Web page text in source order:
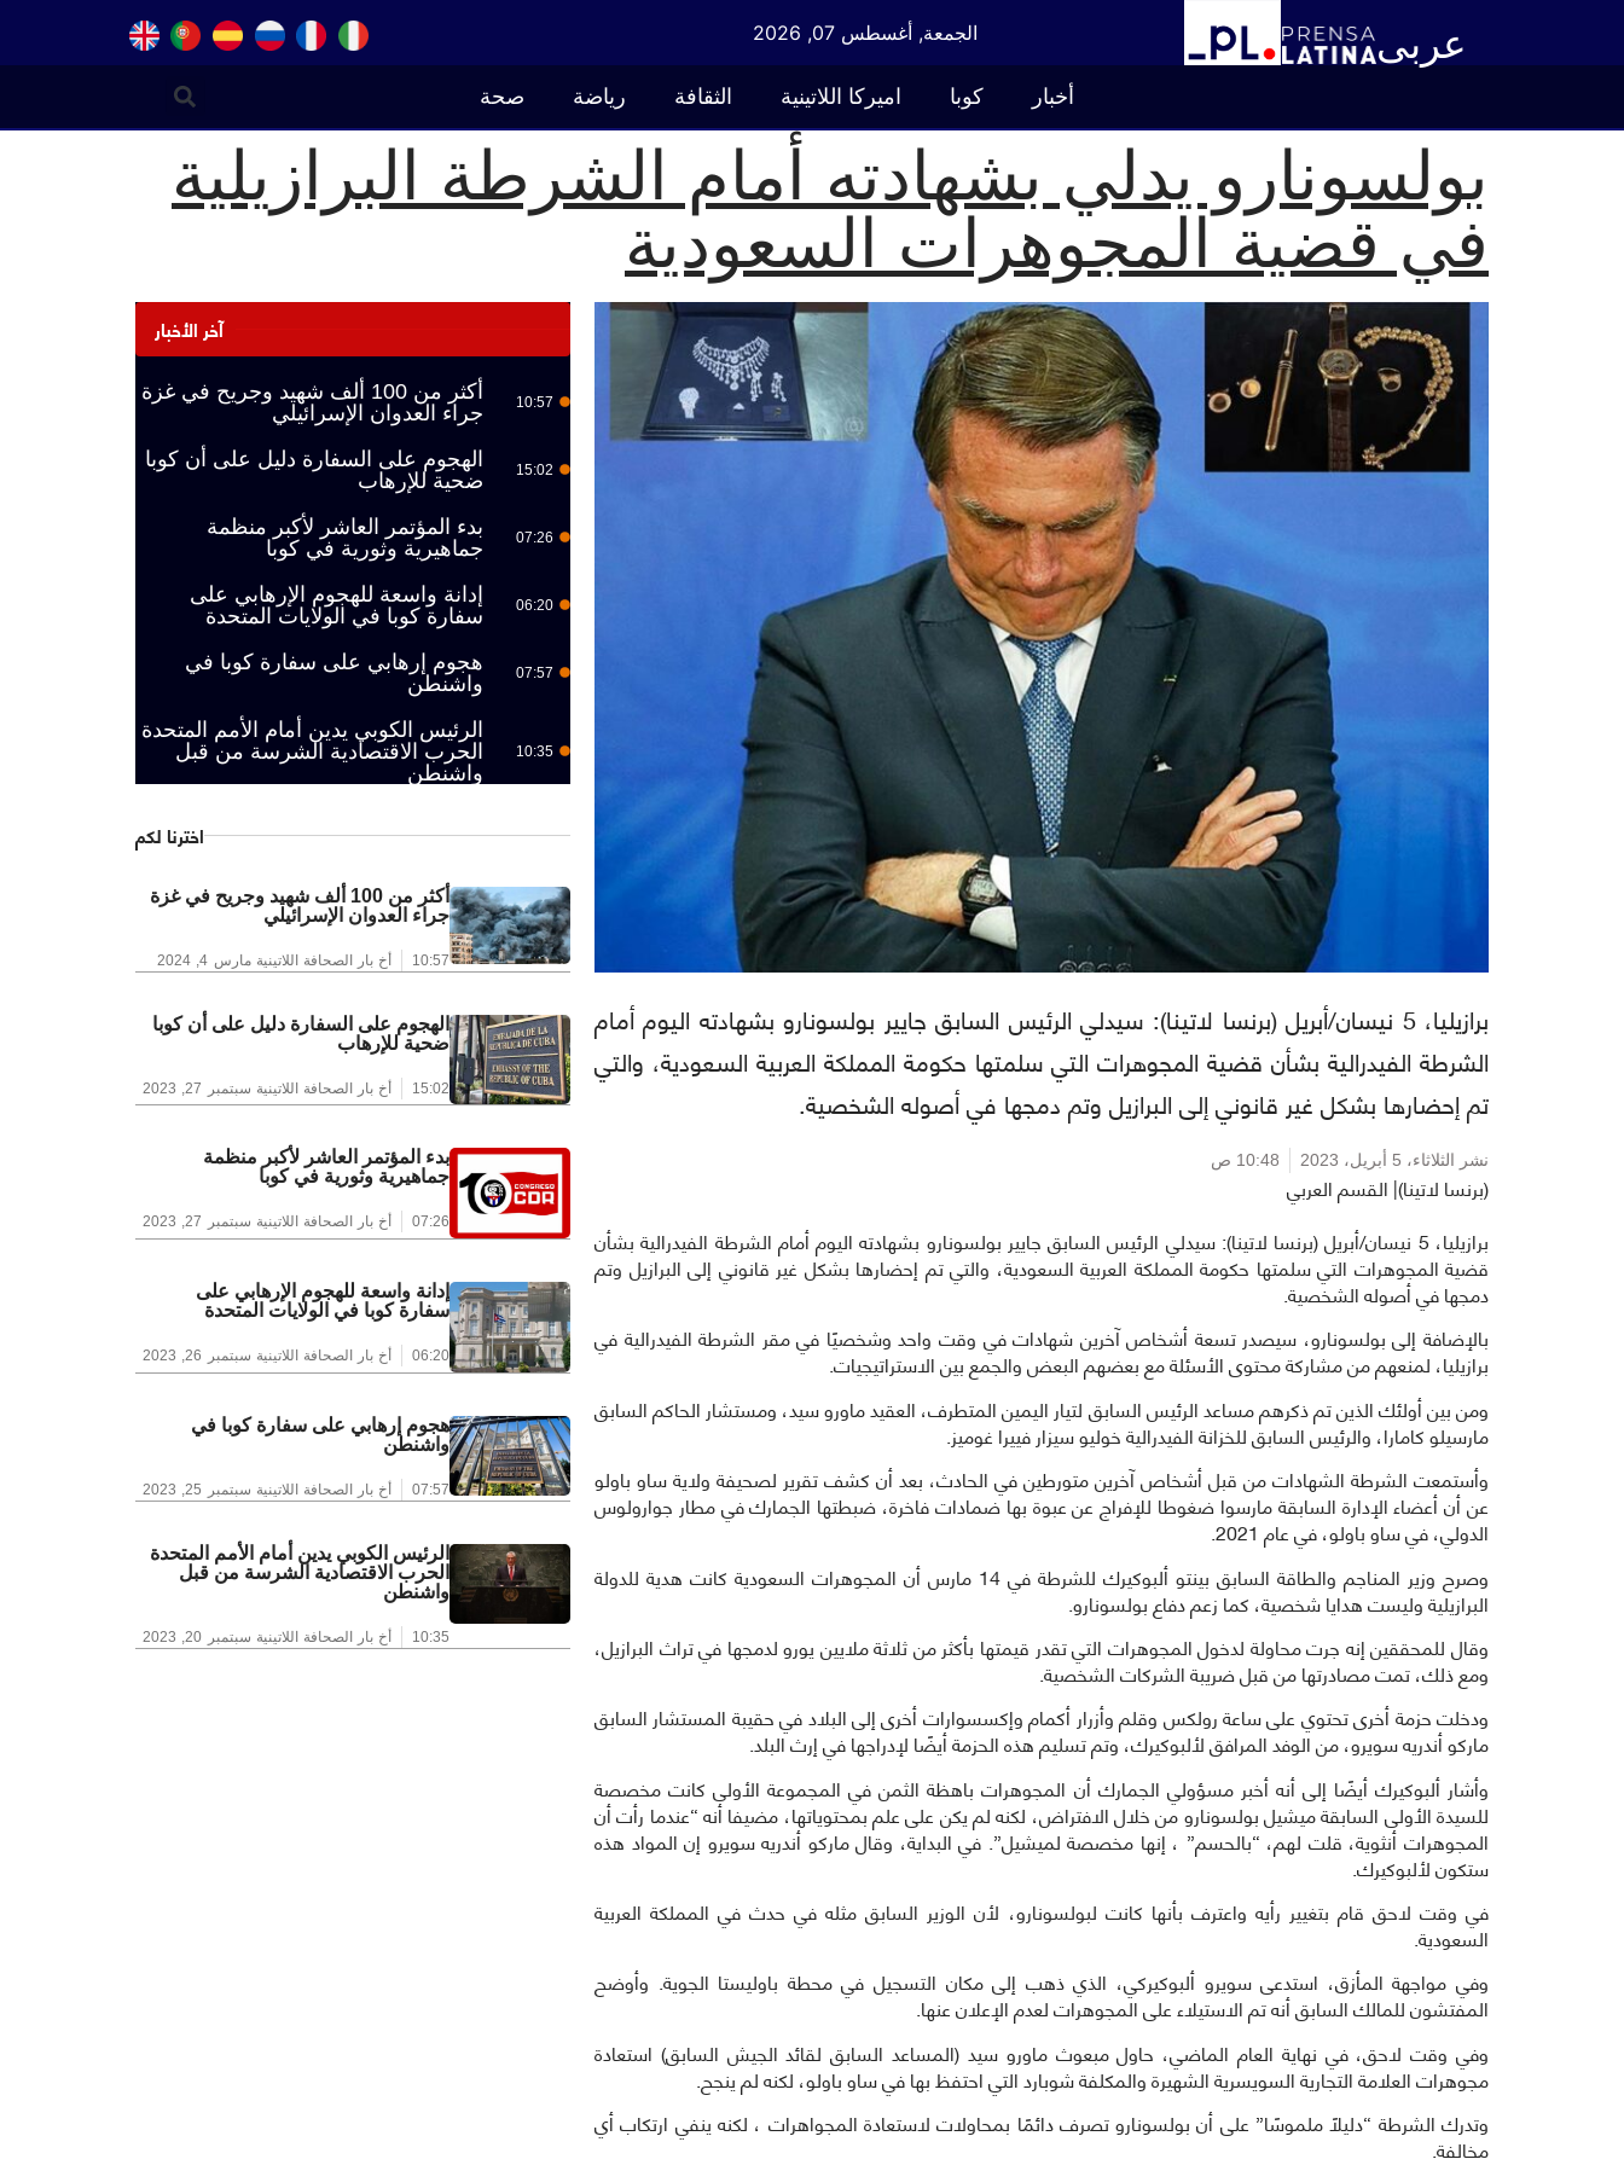
عربى الجمعة, أغسطس 07, 2026
أخبار كوبا اميركا اللاتينية الثقافة رياضة صحة
بولسونارو يدلي بشهادته أمام الشرطة البرازيلية
في قضية المجوهرات السعودية
برازيليا، 5 نيسان/أبريل (برنسا لاتينا): سيدلي الرئيس السابق جايير بولسونارو بشهادته اليوم أمام
الشرطة الفيدرالية بشأن قضية المجوهرات التي سلمتها حكومة المملكة العربية السعودية، والتي
تم إحضارها بشكل غير قانوني إلى البرازيل وتم دمجها في أصوله الشخصية.
نشر الثلاثاء، 5 أبريل، 2023 10:48 ص
(برنسا لاتينا)| القسم العربي
برازيليا، 5 نيسان/أبريل (برنسا لاتينا): سيدلي الرئيس السابق جايير بولسونارو بشهادته اليوم أمام الشرطة الفيدرالية بشأن
قضية المجوهرات التي سلمتها حكومة المملكة العربية السعودية، والتي تم إحضارها بشكل غير قانوني إلى البرازيل وتم
دمجها في أصوله الشخصية.
بالإضافة إلى بولسونارو، سيصدر تسعة أشخاص آخرين شهادات في وقت واحد وشخصيًا في مقر الشرطة الفيدرالية في
برازيليا، لمنعهم من مشاركة محتوى الأسئلة مع بعضهم البعض والجمع بين الاستراتيجيات.
ومن بين أولئك الذين تم ذكرهم مساعد الرئيس السابق لتيار اليمين المتطرف، العقيد ماورو سيد، ومستشار الحاكم السابق
مارسيلو كامارا، والرئيس السابق للخزانة الفيدرالية خوليو سيزار فييرا غوميز.
وأستمعت الشرطة الشهادات من قبل أشخاص آخرين متورطين في الحادث، بعد أن كشف تقرير لصحيفة ولاية ساو باولو
عن أن أعضاء الإدارة السابقة مارسوا ضغوطا للإفراج عن عبوة بها ضمادات فاخرة، ضبطتها الجمارك في مطار جوارولوس
الدولي، في ساو باولو، في عام 2021.
وصرح وزير المناجم والطاقة السابق بينتو ألبوكيرك للشرطة في 14 مارس أن المجوهرات السعودية كانت هدية للدولة
البرازيلية وليست هدايا شخصية، كما زعم دفاع بولسونارو.
وقال للمحققين إنه جرت محاولة لدخول المجوهرات التي تقدر قيمتها بأكثر من ثلاثة ملايين يورو لدمجها في تراث البرازيل،
ومع ذلك، تمت مصادرتها من قبل ضريبة الشركات الشخصية.
ودخلت حزمة أخرى تحتوي على ساعة رولكس وقلم وأزرار أكمام وإكسسوارات أخرى إلى البلاد في حقيبة المستشار السابق
ماركو أندريه سويرو، من الوفد المرافق لألبوكيرك، وتم تسليم هذه الحزمة أيضًا لإدراجها في إرث البلد.
وأشار ألبوكيرك أيضًا إلى أنه أخبر مسؤولي الجمارك أن المجوهرات باهظة الثمن في المجموعة الأولى كانت مخصصة
للسيدة الأولى السابقة ميشيل بولسونارو من خلال الافتراض، لكنه لم يكن على علم بمحتوياتها، مضيفا أنه “عندما رأت أن
المجوهرات أنثوية، قلت لهم، “بالحسم” ، إنها مخصصة لميشيل”. في البداية، وقال ماركو أندريه سويرو إن المواد هذه
ستكون لألبوكيرك.
في وقت لاحق قام بتغيير رأيه واعترف بأنها كانت لبولسونارو، لأن الوزير السابق مثله في حدث في المملكة العربية
السعودية.
وفي مواجهة المأزق، استدعى سويرو ألبوكيركي، الذي ذهب إلى مكان التسجيل في محطة باوليستا الجوية. وأوضح
المفتشون للمالك السابق أنه تم الاستيلاء على المجوهرات لعدم الإعلان عنها.
وفي وقت لاحق، في نهاية العام الماضي، حاول مبعوث ماورو سيد (المساعد السابق لقائد الجيش السابق) استعادة
مجوهرات العلامة التجارية السويسرية الشهيرة والمكلفة شوبارد التي احتفظ بها في ساو باولو، لكنه لم ينجح.
وتدرك الشرطة “دليلًا ملموسًا” على أن بولسونارو تصرف دائمًا بمحاولات لاستعادة المجواهرات ، لكنه ينفي ارتكاب أي
مخالفة.
آخر الأخبار
10:57
أكثر من 100 ألف شهيد وجريح في غزة
جراء العدوان الإسرائيلي
15:02
الهجوم على السفارة دليل على أن كوبا
ضحية للإرهاب
07:26
بدء المؤتمر العاشر لأكبر منظمة
جماهيرية وثورية في كوبا
06:20
إدانة واسعة للهجوم الإرهابي على
سفارة كوبا في الولايات المتحدة
07:57
هجوم إرهابي على سفارة كوبا في
واشنطن
10:35
الرئيس الكوبي يدين أمام الأمم المتحدة
الحرب الاقتصادية الشرسة من قبل
واشنطن
اخترنا لكم
أكثر من 100 ألف شهيد وجريح في غزة
جراء العدوان الإسرائيلي
10:57 أخ بار الصحافة اللاتينيةمارس 4, 2024
الهجوم على السفارة دليل على أن كوبا
ضحية للإرهاب
15:02 أخ بار الصحافة اللاتينية سبتمبر 27, 2023
بدء المؤتمر العاشر لأكبر منظمة
جماهيرية وثورية في كوبا
07:26 أخ بار الصحافة اللاتينية سبتمبر 27, 2023
إدانة واسعة للهجوم الإرهابي على
سفارة كوبا في الولايات المتحدة
06:20 أخ بار الصحافة اللاتينية سبتمبر 26, 2023
هجوم إرهابي على سفارة كوبا في
واشنطن
07:57 أخ بار الصحافة اللاتينية سبتمبر 25, 2023
الرئيس الكوبي يدين أمام الأمم المتحدة
الحرب الاقتصادية الشرسة من قبل
واشنطن
10:35 أخ بار الصحافة اللاتينية سبتمبر 20, 2023